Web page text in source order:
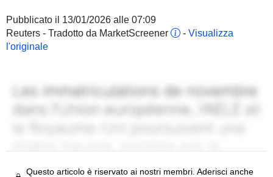
Pubblicato il 13/01/2026 alle 07:09
Reuters - Tradotto da MarketScreener
- Visualizza
l'originale
Questo articolo è riservato ai nostri membri. Aderisci anche